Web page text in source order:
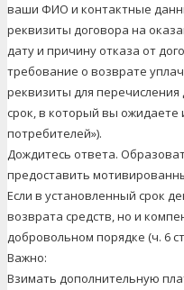
ваши ФИО и контактные
реквизиты договора на
дату и причину отказа от
требование о возврате
реквизиты для перечисления
срок, в который вы ожидаете
потребителей»).
Дождитесь ответа.
предоставить
Если в установленный срок
возврата средств, но и
добровольном порядке (ч. 6
Важно:
Взимать дополнительную